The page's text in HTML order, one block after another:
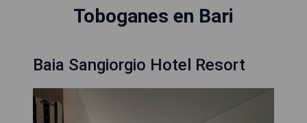
Toboganes en Bari
Baia Sangiorgio Hotel Resort